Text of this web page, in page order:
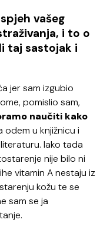
vašeg
i to o
taj sastojak i
jer sam izgubio
pomislio sam,
naučiti kako
odem u knjižnicu i
Iako tada
nije bilo ni
vitamin A nestaju iz
kožu te se
sam se ja